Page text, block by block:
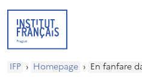
IFP › Homepage ›